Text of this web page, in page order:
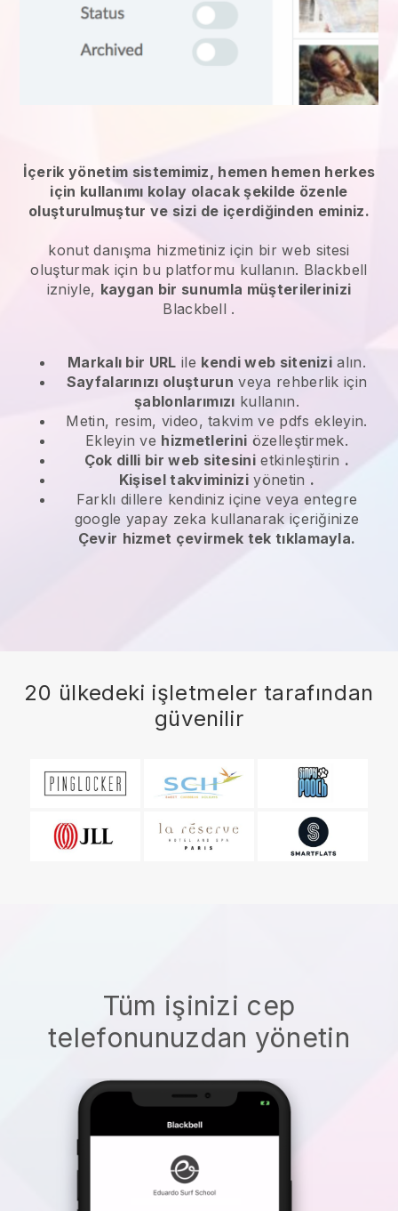
İçerik yönetim sistemimiz, hemen hemen herkes
için kullanımı kolay olacak şekilde özenle
oluşturulmuştur ve sizi de içerdiğinden eminiz.
konut danışma hizmetiniz için bir web sitesi
oluşturmak için bu platformu kullanın. Blackbell
izniyle, kaygan bir sunumla müşterilerinizi
Blackbell .
Markalı bir URL ile kendi web sitenizi alın.
Sayfalarınızı oluşturun veya rehberlik için
şablonlarımızı kullanın.
Metin, resim, video, takvim ve pdfs ekleyin.
Ekleyin ve hizmetlerini özelleştirmek.
Çok dilli bir web sitesini etkinleştirin .
Kişisel takviminiziyönetin .
Farklı dillere kendiniz içine veya entegre
google yapay zeka kullanarak içeriğinize
Çevir hizmet çevirmek tek tıklamayla.
20 ülkedeki işletmeler tarafından
güvenilir
Tüm işinizi cep
telefonunuzdan yönetin